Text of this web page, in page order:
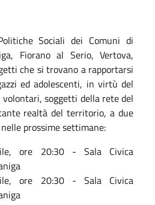
Sociali dei Comuni di
Fiorano al Serio, Vertova,
che si trovano a rapportarsi
ed adolescenti, in virtù del
soggetti della rete del
realtà del territorio, a due
prossime settimane:
ore 20:30 - Sala Civica
ore 20:30 - Sala Civica